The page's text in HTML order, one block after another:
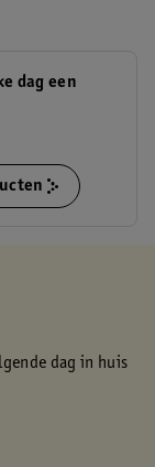
dag een
dag in huis